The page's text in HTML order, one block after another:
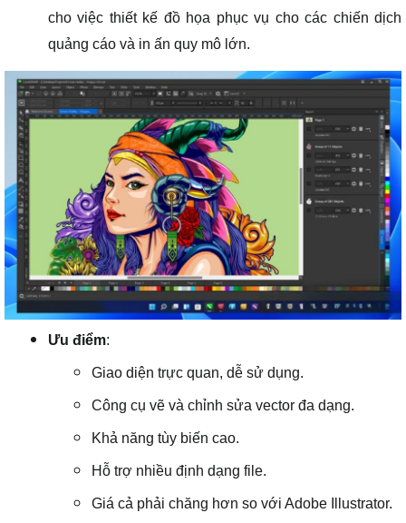
cho việc thiết kế đồ họa phục vụ cho các chiến dịch
quảng cáo và in ấn quy mô lớn.
Ưu điểm:
Giao diện trực quan, dễ sử dụng.
Công cụ vẽ và chỉnh sửa vector đa dạng.
Khả năng tùy biến cao.
Hỗ trợ nhiều định dạng file.
Giá cả phải chăng hơn so với Adobe Illustrator.